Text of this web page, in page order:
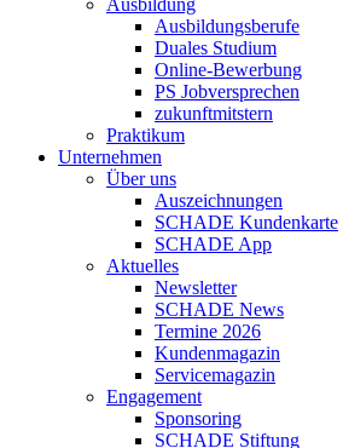
Ausbildungsberufe
Duales Studium
Online-Bewerbung
PS Jobversprechen
zukunftmitstern
Praktikum
Unternehmen
Über uns
Auszeichnungen
SCHADE Kundenkarte
SCHADE App
Aktuelles
Newsletter
SCHADE News
Termine 2026
Kundenmagazin
Servicemagazin
Engagement
Sponsoring
SCHADE Stiftung